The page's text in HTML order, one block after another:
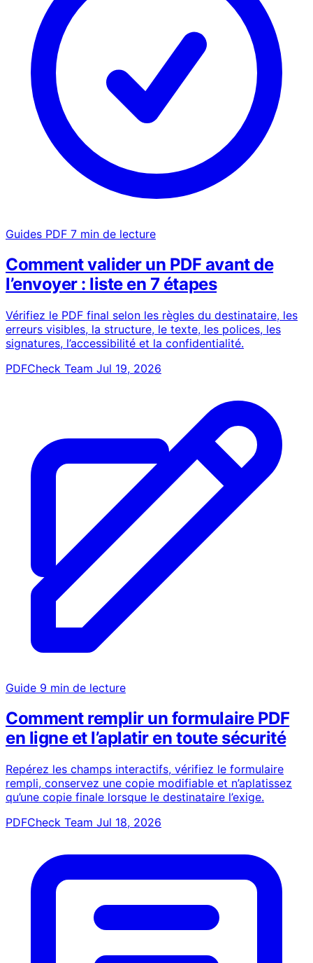
Guides PDF 7 min de lecture
Comment valider un PDF avant de
l’envoyer : liste en 7 étapes
Vérifiez le PDF final selon les règles du destinataire, les
erreurs visibles, la structure, le texte, les polices, les
signatures, l’accessibilité et la confidentialité.
PDFCheck Team Jul 19, 2026
Guide 9 min de lecture
Comment remplir un formulaire PDF
en ligne et l’aplatir en toute sécurité
Repérez les champs interactifs, vérifiez le formulaire
rempli, conservez une copie modifiable et n’aplatissez
qu’une copie finale lorsque le destinataire l’exige.
PDFCheck Team Jul 18, 2026